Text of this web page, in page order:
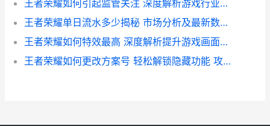
王者荣耀如何引起监管关注 深度解析游戏行业监管趋势
王者荣耀单日流水多少揭秘 市场分析及最新数据解读
王者荣耀如何特效最高 深度解析提升游戏画面效果的秘籍
王者荣耀如何更改方案号 轻松解锁隐藏功能 攻略详解